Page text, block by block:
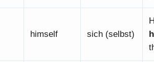
himself sich (selbst)